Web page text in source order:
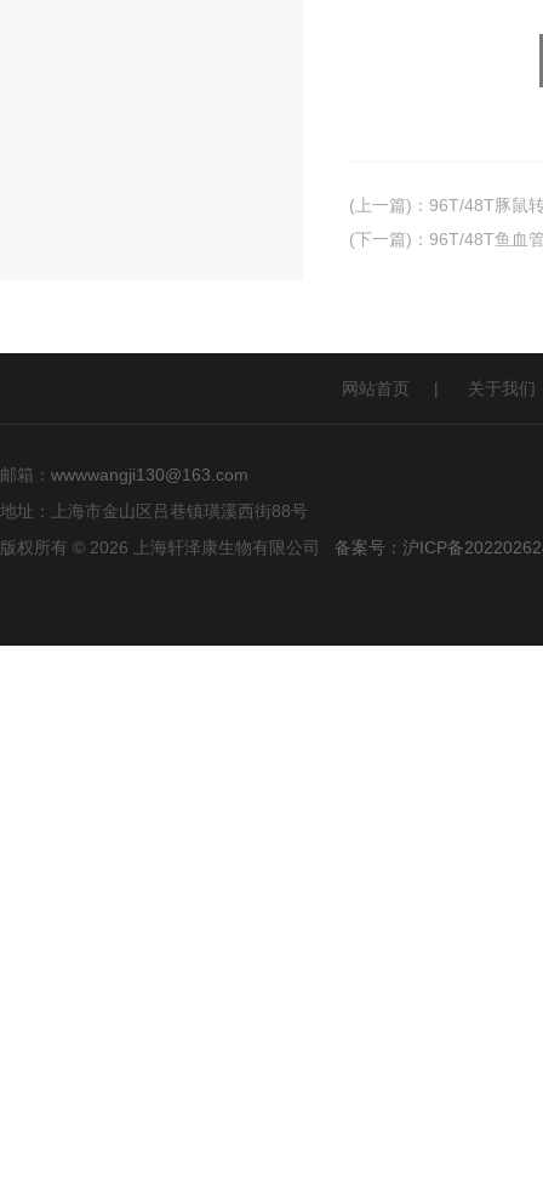
(上一篇) ： 96T/48T豚鼠
(下一篇) ： 96T/48T鱼血
网站首页 | 关于我们
邮箱： wwwwangji130@163.com
地址：上海市金山区吕巷镇璜溪西街88号
版权所有 © 2026 上海轩泽康生物有限公司 备案号：沪ICP备